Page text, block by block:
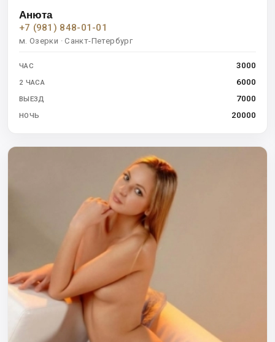
Анюта
+7 (981) 848-01-01
м. Озерки · Санкт-Петербург
ЧАС 3000
2 ЧАСА 6000
ВЫЕЗД 7000
НОЧЬ 20000